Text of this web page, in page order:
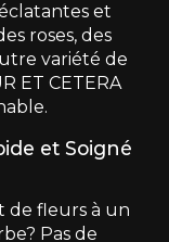
et
roses, des
variété de
ET CETERA
et Soigné
de fleurs à un
Pas de